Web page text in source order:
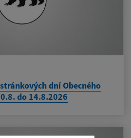
dní Obecného
do 14.8.2026